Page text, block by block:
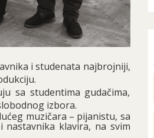
i studenata najbrojniji,
sa studentima gudačima,
izbora.
muzičara – pijanistu, sa
klavira, na svim